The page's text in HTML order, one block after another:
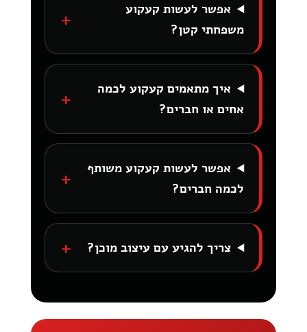
אפשר לעשות קעקוע
משפחתי קטן?
איך מתאמים קעקוע לכמה
אחים או חברים?
אפשר לעשות קעקוע משותף
לכמה חברים?
צריך להגיע עם עיצוב מוכן?